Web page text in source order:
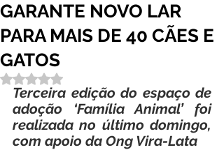
GARANTE NOVO LAR
PARA MAIS DE 40 CÃES E
GATOS
Avaliado com NaN de 5 estrelas.
Terceira edição do espaço de
adoção ‘Família Animal’ foi
realizada no último domingo,
com apoio da Ong Vira-Lata